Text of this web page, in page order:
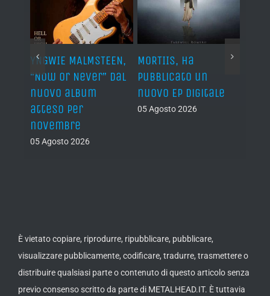
YNGWIE MALMSTEEN,
“Now Or Never” dal
nuovo album
atteso per
novembre
05 Agosto 2026
MORTIIS, ha
pubblicato un
nuovo EP digitale
05 Agosto 2026
È vietato copiare, riprodurre, ripubblicare, pubblicare,
visualizzare pubblicamente, codificare, tradurre, trasmettere o
distribuire qualsiasi parte o contenuto di questo articolo senza
previo consenso scritto da parte di METALHEAD.IT. È tuttavia